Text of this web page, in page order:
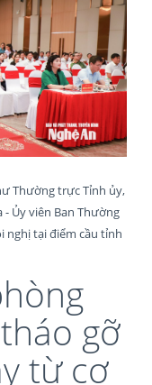
Thường trực Tỉnh ủy,
Ủy viên Ban Thường
nghị tại điểm cầu tỉnh
gỡ
từ cơ